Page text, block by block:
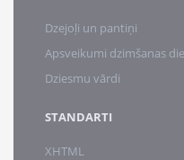
Dzejoļi un pantiņi
Apsveikumi dzimšanas
Dziesmu vārdi
STANDARTI
XHTML